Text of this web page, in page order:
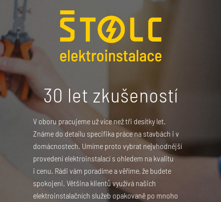
30 let zkušeností
V oboru pracujeme už více než tři desítky let.
Známe do detailu specifika práce na stavbách i v
domácnostech. Umíme proto vybrat nejvhodnější
provedení elektroinstalací s ohledem na kvalitu
i cenu. Rádi vám poradíme a věříme, že budete
spokojeni. Většina klientů využívá našich
elektroinstalačních služeb opakovaně po mnoho